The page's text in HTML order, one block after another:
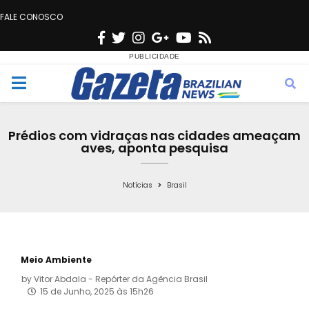
FALE CONOSCO
F
c
e
o
T
w
i
t
e
r
n
s
t
g
r
a
G
o
o
g
e
Y
u
t
b
e
s
M
Prédios com vidraças nas cidades ameaçam
aves, aponta pesquisa
Notícias Brasil
Meio Ambiente
byVitor Abdala - Repórter da Agência Brasil
15 de Junho, 2025 às 15h26